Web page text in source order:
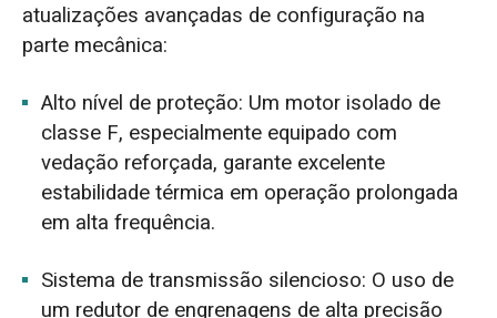
atualizações avançadas de configuração na
parte mecânica:
Alto nível de proteção: Um motor isolado de
classe F, especialmente equipado com
vedação reforçada, garante excelente
estabilidade térmica em operação prolongada
em alta frequência.
Sistema de transmissão silencioso: O uso de
um redutor de engrenagens de alta precisão